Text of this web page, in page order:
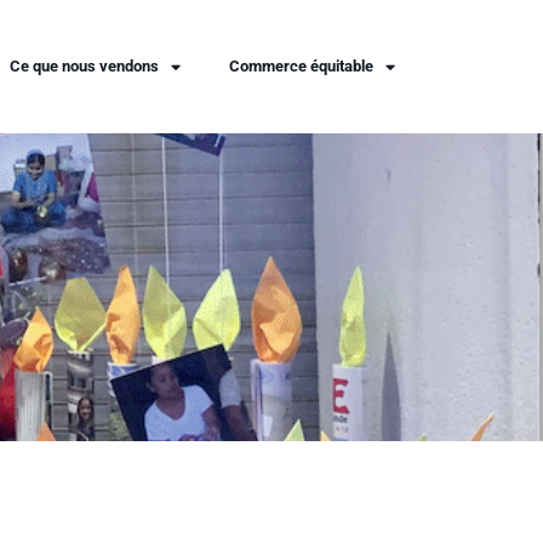
Ce que nous vendons Commerce équitable